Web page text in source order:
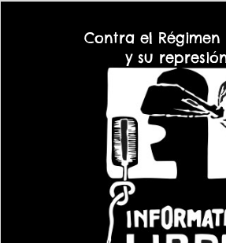
Contra el Régimen
y su
Nuestra defensa de todas las libertades
represión es parte de la lucha por terminar
Monarquía y la herencia franquista que
poder judicial, el ejército, la policía y todas
democracia para ricos.